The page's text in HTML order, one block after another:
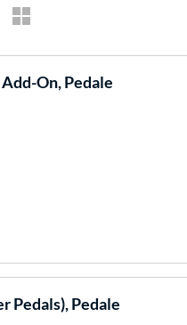
On, Pedale
Pedals), Pedale